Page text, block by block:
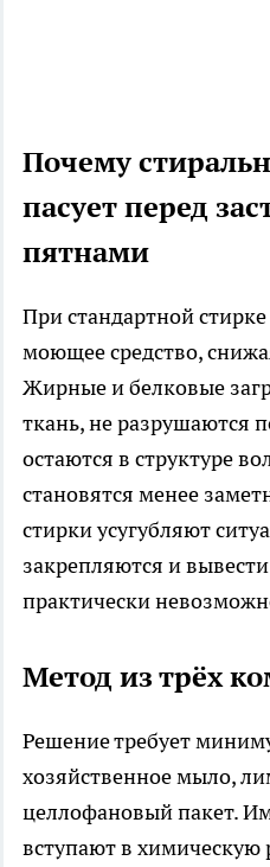
Почему
пасует перед
пятнами
При стандартной
моющее средство,
Жирные и белковые
ткань, не разрушаются
остаются в структуре
становятся менее
стирки усугубляют
закрепляются и
практически
Метод из трёх
Решение требует
хозяйственное мыло,
целлофановый пакет.
вступают в химическую